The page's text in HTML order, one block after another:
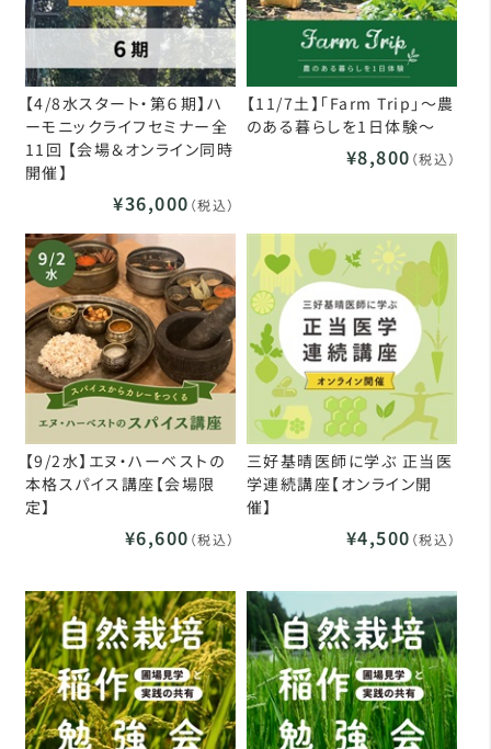
【4/8水スタート・第６期】ハ
ーモニックライフセミナー全
11回 【会場＆オンライン同時
開催】
¥36,000 （税込）
【11/7土】「Farm Trip」～農
のある暮らしを1日体験～
¥8,800 （税込）
【9/2水】エヌ・ハーベストの
本格スパイス講座【会場限
定】
¥6,600 （税込）
三好基晴医師に学ぶ 正当医
学連続講座【オンライン開
催】
¥4,500 （税込）